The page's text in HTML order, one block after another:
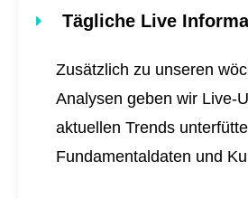
Tägliche Live
Zusätzlich zu unseren
Analysen geben wir Live-
aktuellen Trends
Fundamentaldaten und